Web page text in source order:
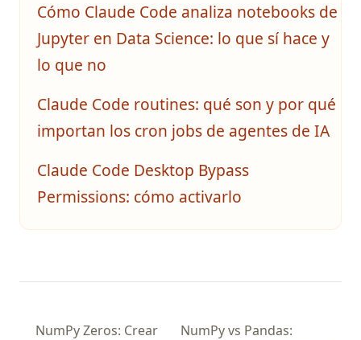
Cómo Claude Code analiza notebooks de
Jupyter en Data Science: lo que sí hace y
lo que no
Claude Code routines: qué son y por qué
importan los cron jobs de agentes de IA
Claude Code Desktop Bypass
Permissions: cómo activarlo
NumPy Zeros: Crear
NumPy vs Pandas: